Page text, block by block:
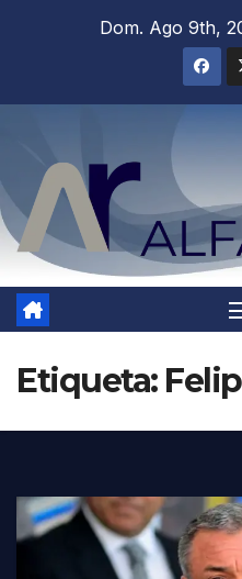
Dom. Ago 9th,
Etiqueta: